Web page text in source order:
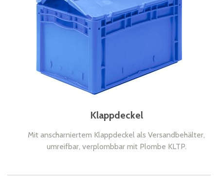
Klappdeckel
Mit anscharniertem Klappdeckel als Versandbehälter,
umreifbar, verplombbar mit Plombe KLTP.